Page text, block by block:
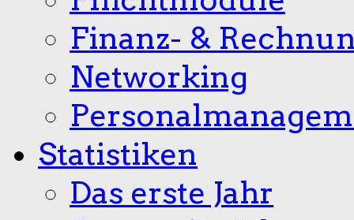
Finanz- &
Networking
Statistiken
Das erste Jahr